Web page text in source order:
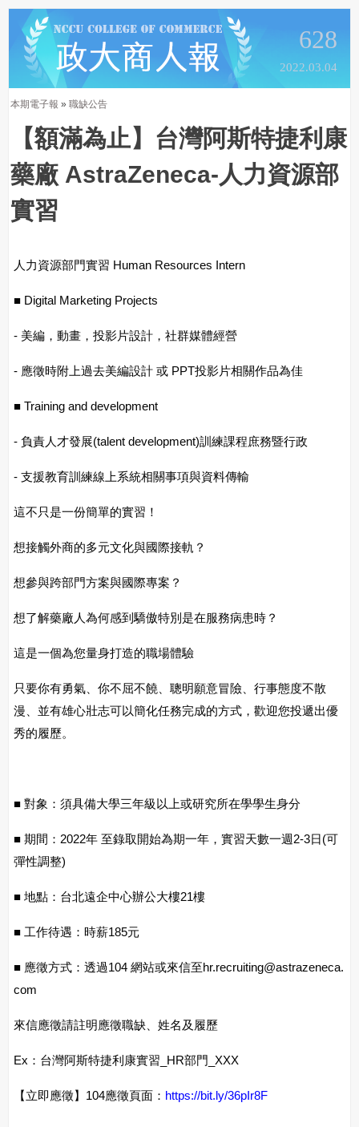
628
2022.03.04
本期電子報 » 職缺公告
【額滿為止】台灣阿斯特捷利康
藥廠 AstraZeneca-人力資源部
實習
人力資源部門實習 Human Resources Intern
■ Digital Marketing Projects
- 美編，動畫，投影片設計，社群媒體經營
- 應徵時附上過去美編設計 或 PPT投影片相關作品為佳
■ Training and development
- 負責人才發展(talent development)訓練課程庶務暨行政
- 支援教育訓練線上系統相關事項與資料傳輸
這不只是一份簡單的實習！
想接觸外商的多元文化與國際接軌？
想參與跨部門方案與國際專案？
想了解藥廠人為何感到驕傲特別是在服務病患時？
這是一個為您量身打造的職場體驗
只要你有勇氣、你不屈不饒、聰明願意冒險、行事態度不散
漫、並有雄心壯志可以簡化任務完成的方式，歡迎您投遞出優
秀的履歷。
■ 對象：須具備大學三年級以上或研究所在學學生身分
■ 期間：2022年 至錄取開始為期一年，實習天數一週2-3日(可
彈性調整)
■ 地點：台北遠企中心辦公大樓21樓
■ 工作待遇：時薪185元
■ 應徵方式：透過104 網站或來信至hr.recruiting@astrazeneca.
com
來信應徵請註明應徵職缺、姓名及履歷
Ex：台灣阿斯特捷利康實習_HR部門_XXX
【立即應徵】104應徵頁面： https://bit.ly/36pIr8F